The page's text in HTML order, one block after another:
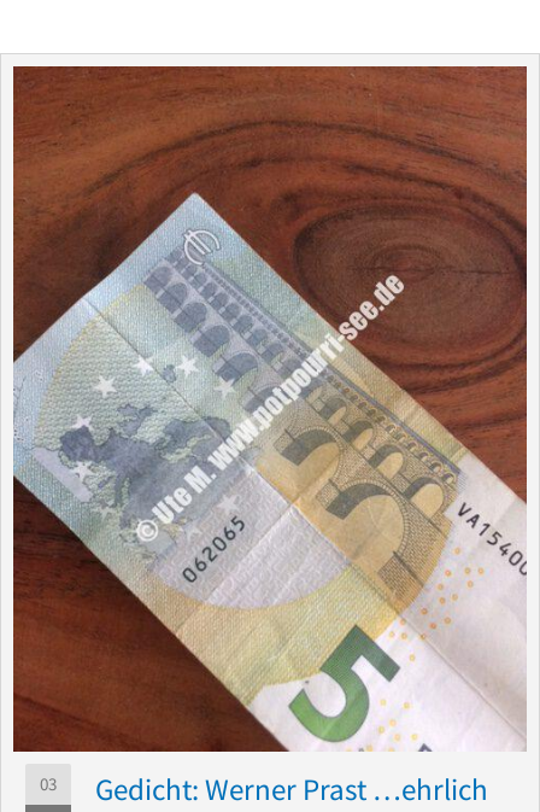
03 Gedicht: Werner Prast …ehrlich